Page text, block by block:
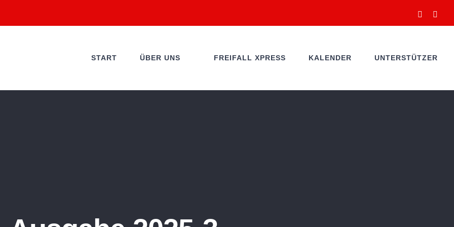
Facebook
START ÜBER UNS FREIFALL XPRESS KALENDER UNTERSTÜTZER